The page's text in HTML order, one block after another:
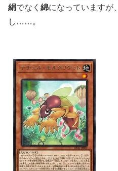
絹でなく 綿になっていますが、
し……。